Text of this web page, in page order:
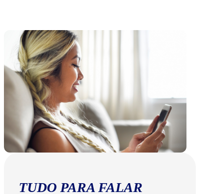
TUDO PARA FALAR